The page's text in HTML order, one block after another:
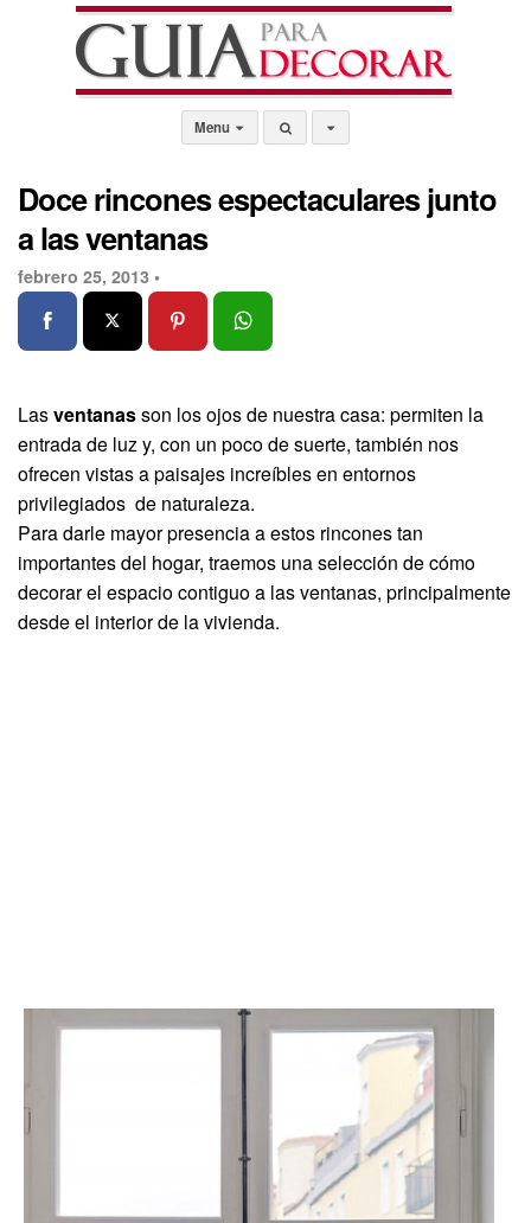
Menu
Doce rincones espectaculares junto
a las ventanas
febrero 25, 2013 •
Lasventanasson los ojos de nuestra casa: permiten la
entrada de luz y, con un poco de suerte, también nos
ofrecen vistas a paisajes increíbles en entornos
privilegiados de naturaleza.
Para darle mayor presencia a estos rincones tan
importantes del hogar, traemos una selección de cómo
decorar el espacio contiguo a las ventanas, principalmente
desde el interior de la vivienda.